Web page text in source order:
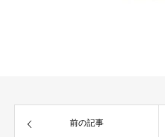
前の記事